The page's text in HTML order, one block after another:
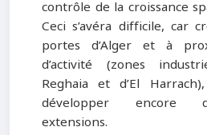
contrôle de la croissance
Ceci s’avéra difficile, car
portes d’Alger et à
d’activité (zones
Reghaia et d’El
développer encore
extensions.